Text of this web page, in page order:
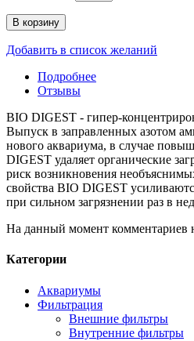
В корзину
Добавить в список желаний
Подробнее
Отзывы
BIO DIGEST - гипер-
Выпуск в заправленных азотом
нового аквариума, в случае
DIGEST удаляет органические
риск возникновения
свойства BIO DIGEST
при сильном загрязнении раз в
На данный момент комментариев
Категории
Аквариумы
Фильтрация
Внешние фильтры
Внутренние фильтры